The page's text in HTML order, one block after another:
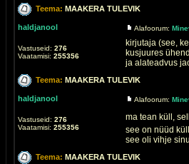
Teema: MAAKERA TULEVIK
haldjanool
Vastuseid: 276
Vaatamisi: 255356
Alafoorum:
kirjutaja (see,
kusjuures
ja alateadvus
Teema: MAAKERA TULEVIK
haldjanool
Vastuseid: 276
Vaatamisi: 255356
Alafoorum:
ma tean küll,
see on nüüd
see oli vihje
Teema: MAAKERA TULEVIK